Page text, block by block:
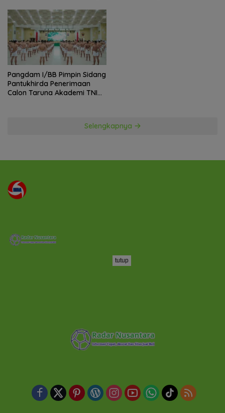
Pangdam I/BB Pimpin Sidang
Pantukhirda Penerimaan
Calon Taruna Akademi TNI
Selengkapnya
tutup